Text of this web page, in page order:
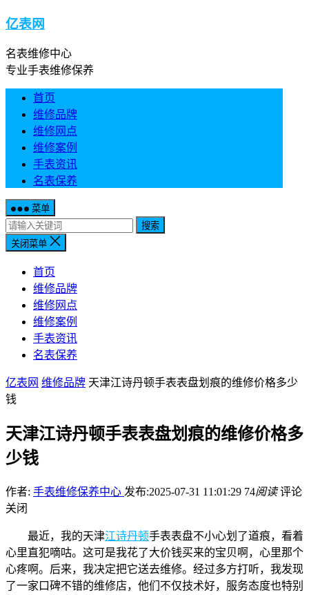
亿表网
名表维修中心
专业手表维修保养
首页
维修品牌
维修网点
维修案例
手表资讯
名表保养
菜单
搜索
关闭菜单
首页
维修品牌
维修网点
维修案例
手表资讯
名表保养
亿表网 维修品牌 天津江诗丹顿手表表盘划痕的维修价格多少
钱
天津江诗丹顿手表表盘划痕的维修价格多
少钱
作者: 手表维修保养中心 发布:2025-07-31 11:01:29 74阅读 评论
关闭
最近，我的天津江诗丹顿手表表盘不小心划了道痕，看着
心里直犯嘀咕。这可是我花了大价钱买来的宝贝啊，心里那个
心疼啊。后来，我决定把它送去维修。经过多方打听，我发现
了一家口碑不错的维修店，他们不仅技术好，服务态度也特别